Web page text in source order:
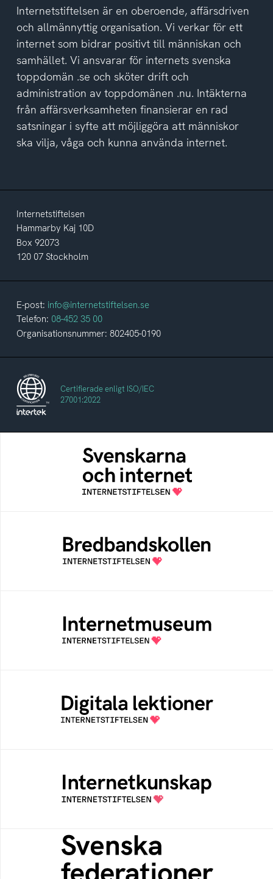
del
av
integritetspolicyn
Internetstiftelsen är en oberoende, affärsdriven
och allmännyttig organisation. Vi verkar för ett
internet som bidrar positivt till människan och
samhället. Vi ansvarar för internets svenska
toppdomän .se och sköter drift och
administration av toppdomänen .nu. Intäkterna
från affärsverksamheten finansierar en rad
satsningar i syfte att möjliggöra att människor
ska vilja, våga och kunna använda internet.
Internetstiftelsen
Hammarby Kaj 10D
Box 92073
120 07 Stockholm
E-post: info@internetstiftelsen.se
Telefon: 08-452 35 00
Organisationsnummer: 802405-0190
Certifierade enligt ISO/IEC
27001:2022
Svenskarna och internet
En årlig studie av svenska folkets
internetvanor
Bredbandskollen är ett oberoende
konsumentverktyg som drivs av
Internetstiftelsen
Ett digitalt museum som byggts, och kureras
av Internetstiftelsen
Öppen digital lärresurs med färdiga lektioner
för alla stadier i grundskolan
Samlad kunskap som hjälper dig att bli en
säker och medveten internetanvändare
Svenska federationer
Grunden för medlemskap i en sektors- eller
kontextspecifik federation